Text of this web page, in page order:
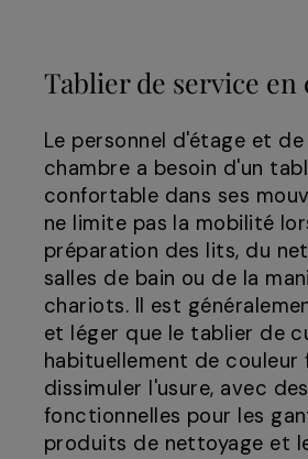
Tablier de service en
Le personnel d'étage et
chambre a besoin d'un
confortable dans ses
ne limite pas la mobilité
préparation des lits, du
salles de bain ou de la
chariots. Il est
et léger que le tablier de
habituellement de couleur
dissimuler l'usure, avec
fonctionnelles pour les
produits de nettoyage et